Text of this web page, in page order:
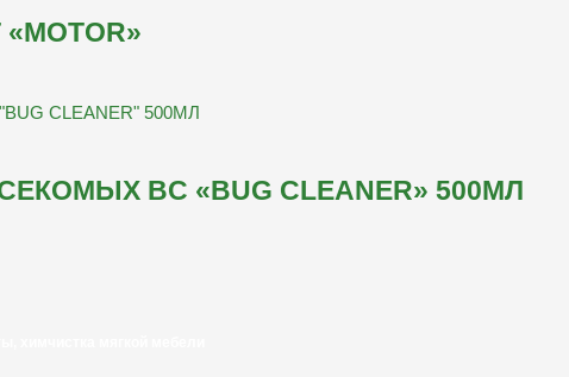
BC «BUG CLEANER» 500МЛ